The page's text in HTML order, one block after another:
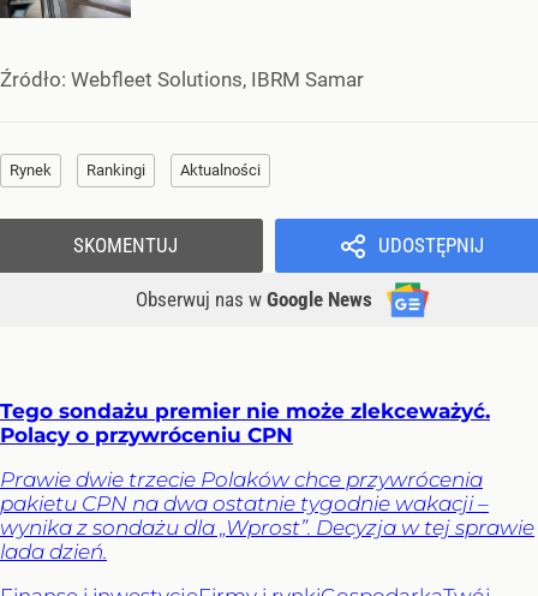
Źródło: Webfleet Solutions, IBRM Samar
Rynek Rankingi Aktualności
UDOSTĘPNIJ
Obserwuj nas w Google News
SKOMENTUJ
Tego sondażu premier nie może zlekceważyć.
Polacy o przywróceniu CPN
Prawie dwie trzecie Polaków chce przywrócenia
pakietu CPN na dwa ostatnie tygodnie wakacji –
wynika z sondażu dla „Wprost”. Decyzja w tej sprawie
lada dzień.